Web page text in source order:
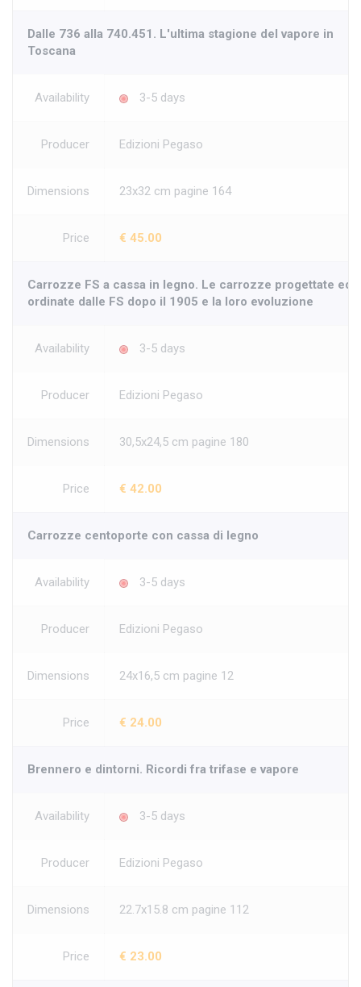
Dalle 736 alla 740.451. L'ultima stagione del vapore in
Toscana
Availability 3-5 days
Producer Edizioni Pegaso
Dimensions 23x32 cm pagine 164
Price € 45.00
Carrozze FS a cassa in legno. Le carrozze progettate ed
ordinate dalle FS dopo il 1905 e la loro evoluzione
Availability 3-5 days
Producer Edizioni Pegaso
Dimensions 30,5x24,5 cm pagine 180
Price € 42.00
Carrozze centoporte con cassa di legno
Availability 3-5 days
Producer Edizioni Pegaso
Dimensions 24x16,5 cm pagine 12
Price € 24.00
Brennero e dintorni. Ricordi fra trifase e vapore
Availability 3-5 days
Producer Edizioni Pegaso
Dimensions 22.7x15.8 cm pagine 112
Price € 23.00